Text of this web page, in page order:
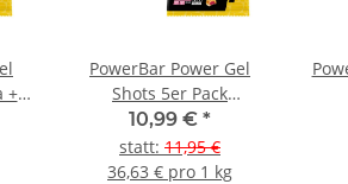
+
PowerBar Power Gel
Shots 5er Pack
Raspberry (Himbeere)
10,99 € *
statt: 11,95 €
36,63 € pro 1 kg